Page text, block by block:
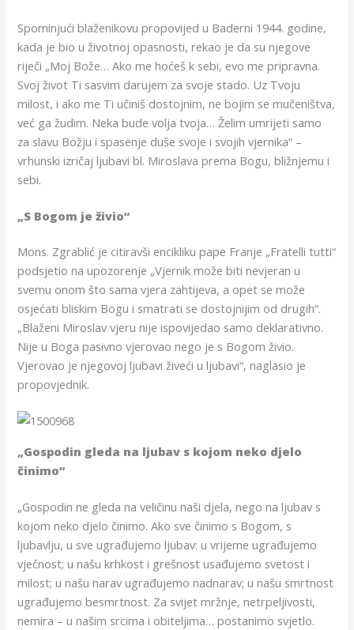
Spominjući blaženikovu propovijed u Baderni 1944. godine,
kada je bio u životnoj opasnosti, rekao je da su njegove
riječi „Moj Bože… Ako me hoćeš k sebi, evo me pripravna.
Svoj život Ti sasvim darujem za svoje stado. Uz Tvoju
milost, i ako me Ti učiniš dostojnim, ne bojim se mučeništva,
već ga žudim. Neka bude volja tvoja… Želim umrijeti samo
za slavu Božju i spasenje duše svoje i svojih vjernika“ –
vrhunski izričaj ljubavi bl. Miroslava prema Bogu, bližnjemu i
sebi.
„S Bogom je živio“
Mons. Zgrablić je citiravši encikliku pape Franje „Fratelli tutti“
podsjetio na upozorenje „Vjernik može biti nevjeran u
svemu onom što sama vjera zahtijeva, a opet se može
osjećati bliskim Bogu i smatrati se dostojnijim od drugih“.
„Blaženi Miroslav vjeru nije ispovijedao samo deklarativno.
Nije u Boga pasivno vjerovao nego je s Bogom živio.
Vjerovao je njegovoj ljubavi živeći u ljubavi“, naglasio je
propovjednik.
„Gospodin gleda na ljubav s kojom neko djelo
činimo“
„Gospodin ne gleda na veličinu naši djela, nego na ljubav s
kojom neko djelo činimo. Ako sve činimo s Bogom, s
ljubavlju, u sve ugrađujemo ljubav: u vrijeme ugrađujemo
vječnost; u našu krhkost i grešnost usađujemo svetost i
milost; u našu narav ugrađujemo nadnarav; u našu smrtnost
ugrađujemo besmrtnost. Za svijet mržnje, netrpeljivosti,
nemira – u našim srcima i obiteljima… postanimo svjetlo.